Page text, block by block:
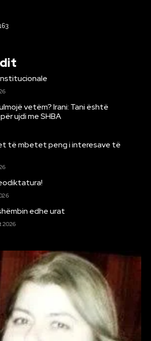
vetëm? Irani: Tani është
ujdi me SHBA
të mbetet peng i interesave të
edhe urat
2026